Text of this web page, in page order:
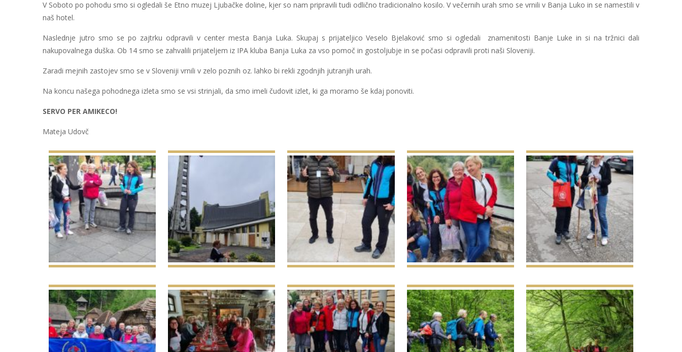
V Soboto po pohodu smo si ogledali še Etno muzej Ljubačke doline, kjer so nam pripravili tudi odlično tradicionalno kosilo. V večernih urah smo se vrnili v Banja Luko in se namestili v
naš hotel.
Naslednje jutro smo se po zajtrku odpravili v center mesta Banja Luka. Skupaj s prijateljico Veselo Bjelaković smo si ogledali znamenitosti Banje Luke in si na tržnici dali
nakupovalnega duška. Ob 14 smo se zahvalili prijateljem iz IPA kluba Banja Luka za vso pomoč in gostoljubje in se počasi odpravili proti naši Sloveniji.
Zaradi mejnih zastojev smo se v Sloveniji vrnili v zelo poznih oz. lahko bi rekli zgodnjih jutranjih urah.
Na koncu našega pohodnega izleta smo se vsi strinjali, da smo imeli čudovit izlet, ki ga moramo še kdaj ponoviti.
SERVO PER AMIKECO!
Mateja Udovč